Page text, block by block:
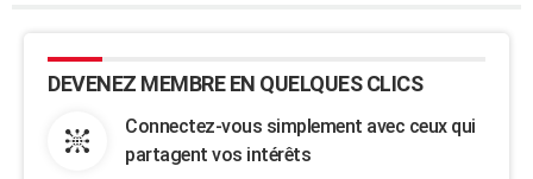
DEVENEZ MEMBRE EN QUELQUES CLICS
Connectez-vous simplement avec ceux qui
partagent vos intérêts